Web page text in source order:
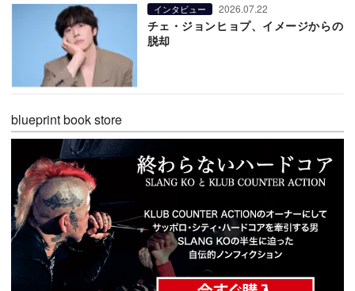
インタビュー 2026.07.22
チェ・ジョンヒョプ、イメージからの
脱却
blueprint book store